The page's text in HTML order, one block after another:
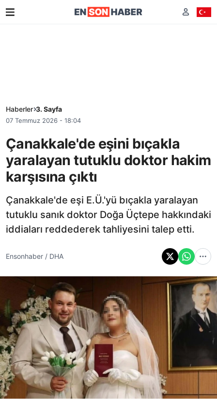
Haberler 3. Sayfa
07 Temmuz 2026 - 18:04
Çanakkale'de eşini bıçakla
yaralayan tutuklu doktor hakim
karşısına çıktı
Çanakkale'de eşi E.Ü.'yü bıçakla yaralayan
tutuklu sanık doktor Doğa Üçtepe hakkındaki
iddiaları reddederek tahliyesini talep etti.
Ensonhaber / DHA